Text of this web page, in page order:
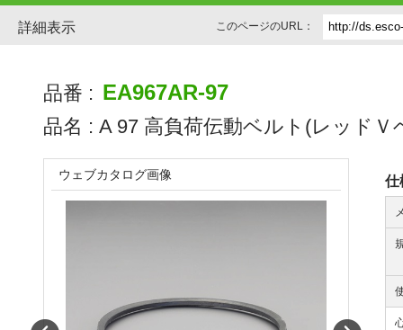
詳細表示 このページのURL：
品番 : EA967AR-97
品名 : A 97 高負荷伝動ベルト(レッドＶ
仕
ウェブカタログ画像